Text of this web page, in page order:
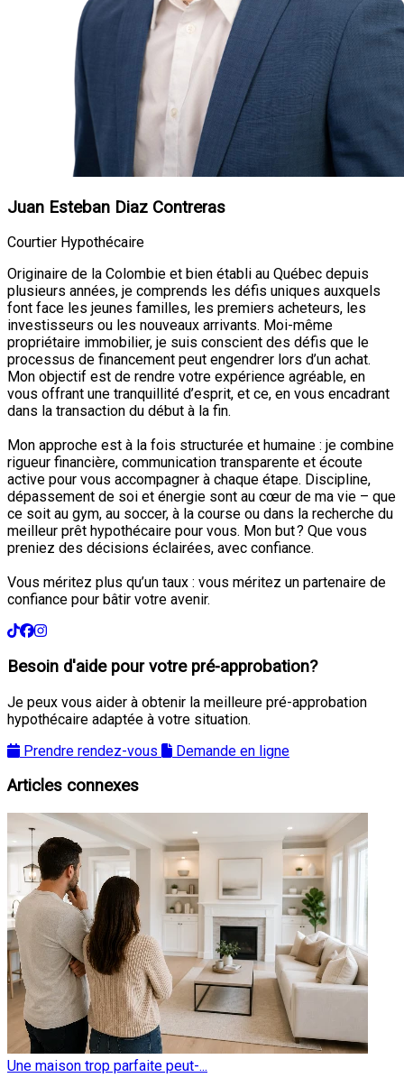
Juan Esteban Diaz Contreras
Courtier Hypothécaire
Originaire de la Colombie et bien établi au Québec depuis
plusieurs années, je comprends les défis uniques auxquels
font face les jeunes familles, les premiers acheteurs, les
investisseurs ou les nouveaux arrivants. Moi-même
propriétaire immobilier, je suis conscient des défis que le
processus de financement peut engendrer lors d’un achat.
Mon objectif est de rendre votre expérience agréable, en
vous offrant une tranquillité d’esprit, et ce, en vous encadrant
dans la transaction du début à la fin.
Mon approche est à la fois structurée et humaine : je combine
rigueur financière, communication transparente et écoute
active pour vous accompagner à chaque étape. Discipline,
dépassement de soi et énergie sont au cœur de ma vie – que
ce soit au gym, au soccer, à la course ou dans la recherche du
meilleur prêt hypothécaire pour vous. Mon but ? Que vous
preniez des décisions éclairées, avec confiance.
Vous méritez plus qu’un taux : vous méritez un partenaire de
confiance pour bâtir votre avenir.
Besoin d'aide pour votre pré-approbation?
Je peux vous aider à obtenir la meilleure pré-approbation
hypothécaire adaptée à votre situation.
Prendre rendez-vous
Demande en ligne
Articles connexes
Une maison trop parfaite peut-...